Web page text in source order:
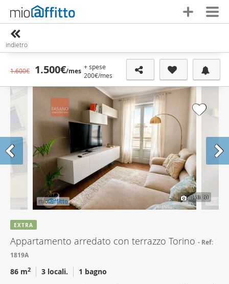
indietro
1.600€ 1.500€/mes
+ spese
200€/mes
1di 20
EXTRA
Appartamento arredato con terrazzo Torino
Ref:
1819A
86 m2 3 locali.
1 bagno